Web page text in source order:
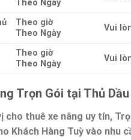
Theo Ngày
Theo giờ
Theo Ngày
Vui
Theo giờ
Theo Ngày
Vui
Trọn Gói tại Thủ
cho thuê xe nâng uy tín,
Khách Hàng Tuỳ vào